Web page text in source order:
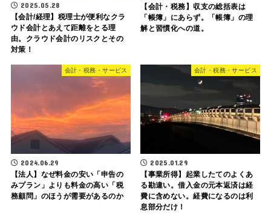
2025.05.28
【会計/経理】税理士が便利なクラ
ウド会計とあえて距離をとる理
由。クラウド会計のリスクとその
対策！
【会計・税務】収支の総括表は
「帳簿」にあらず。「帳簿」の理
解と習慣化への道。
会計・税務・サービス
2024.06.29
【法人】なぜ料金の安い「申告の
みプラン」よりも料金の高い「税
務顧問」のほうが需要があるのか
会計・税務・サービス
2025.01.29
【事業所得】起業したてのよくあ
る勘違い。借入金の元本返済は経
費に含めない。経費になるのは利
息部分だけ！